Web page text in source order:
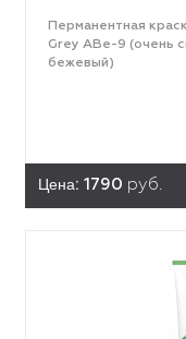
Перманентная
Grey ABe-9 (очень
бежевый)
Цена: 1790 руб.